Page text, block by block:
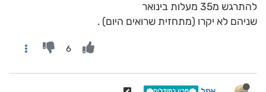
להתרגש מ35 מעלות בינואר
שניהם לא יקרו (מתחזית שרואים היום) .
6